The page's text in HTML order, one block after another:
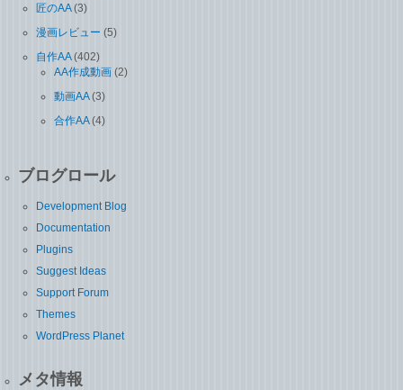
匠のAA(3)
漫画レビュー (5)
自作AA(402)
AA作成動画 (2)
動画AA(3)
合作AA(4)
ブログロール
Development Blog
Documentation
Plugins
Suggest Ideas
Support Forum
Themes
WordPress Planet
メタ情報